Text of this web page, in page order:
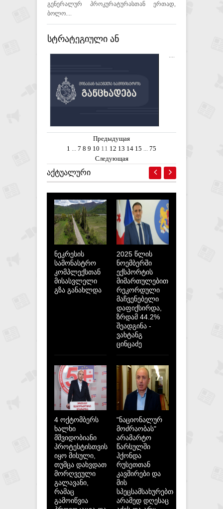
გენერალურ პროკურატურასთან ერთად,
ბოლო....
სტრატეგიული ან
განსაკუთრებული
ჯგუფურად ბლოკირების
მცდელობის ბრალდებით 8
....
Предыдущая
1
7 8 9 10 11 12 13 14 15
75
Следующая
ᲐᲥᲢᲣᲐᲚᲣᲠᲘ
ნეკრესის
სამონასტრო
კომპლექსთან
მისასვლელი
გზა განახლდა
2025 წლის
ნოემბერში
ექსპორტის
მიმართულებით
რეკორდული
მაჩვენებელი
დაფიქსირდა,
ზრდამ 44.2%
შეადგინა -
ვახტანგ
ცინცაძე
4 ოქტომბერს
ხალხი
მშვიდობიანი
პროტესტისთვის
იყო მისული,
თუმცა დახვდათ
მორღვეული
გალავანი,
რამაც
გამოიწვია
"ნაციონალურ
მოძრაობას"
არამარტო
წარსულში
ჰქონდა
რუსეთთან
კავშირები და
მის
სპეცსამსახურებთან,
არამედ დღესაც